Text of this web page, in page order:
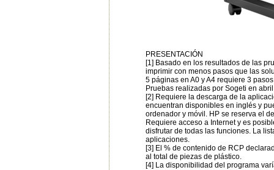
PRESENTACIÓN
[1] Basado en los resultados de las
imprimir con menos pasos que las
5 páginas en A0 y A4 requiere 3
Pruebas realizadas por Sogeti en
[2] Requiere la descarga de la
encuentran disponibles en inglés y
ordenador y móvil. HP se reserva el
Requiere acceso a Internet y es
disfrutar de todas las funciones. La
aplicaciones.
[3] El % de contenido de RCP
al total de piezas de plástico.
[4] La disponibilidad del programa